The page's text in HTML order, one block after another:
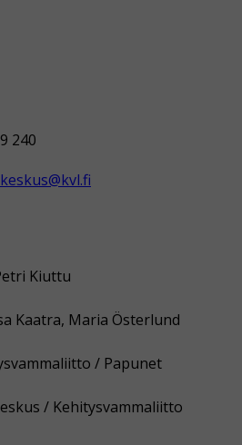
240
Kiuttu
Kaatra, Maria Österlund
/ Papunet
/ Kehitysvammaliitto